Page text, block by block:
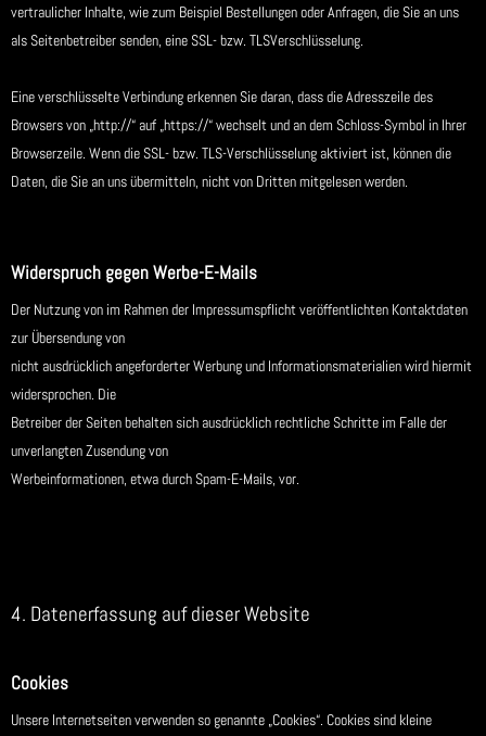
vertraulicher Inhalte, wie zum Beispiel Bestellungen oder Anfragen, die Sie an uns
als Seitenbetreiber senden, eine SSL- bzw. TLSVerschlüsselung.
Eine verschlüsselte Verbindung erkennen Sie daran, dass die Adresszeile des
Browsers von „http://“ auf „https://“ wechselt und an dem Schloss-Symbol in Ihrer
Browserzeile. Wenn die SSL- bzw. TLS-Verschlüsselung aktiviert ist, können die
Daten, die Sie an uns übermitteln, nicht von Dritten mitgelesen werden.
Widerspruch gegen Werbe-E-Mails
Der Nutzung von im Rahmen der Impressumspflicht veröffentlichten Kontaktdaten
zur Übersendung von
nicht ausdrücklich angeforderter Werbung und Informationsmaterialien wird hiermit
widersprochen. Die
Betreiber der Seiten behalten sich ausdrücklich rechtliche Schritte im Falle der
unverlangten Zusendung von
Werbeinformationen, etwa durch Spam-E-Mails, vor.
4. Datenerfassung auf dieser Website
Cookies
Unsere Internetseiten verwenden so genannte „Cookies“. Cookies sind kleine